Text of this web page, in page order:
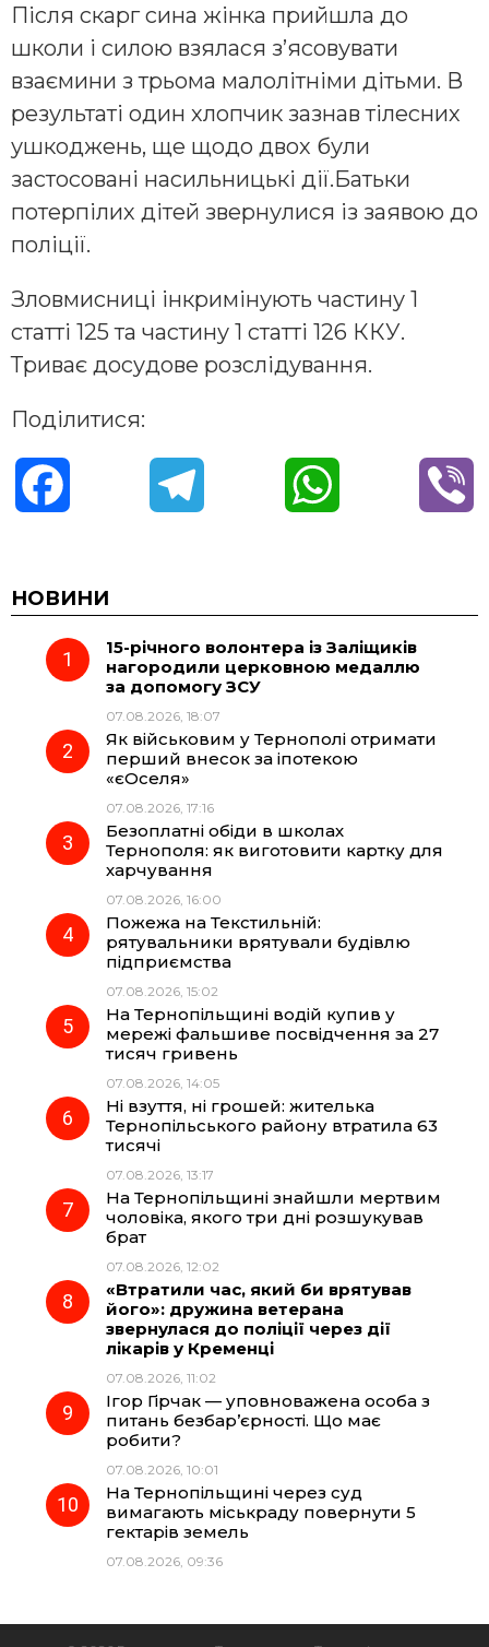
Після скарг сина жінка прийшла до
школи і силою взялася з’ясовувати
взаємини з трьома малолітніми дітьми. В
результаті один хлопчик зазнав тілесних
ушкоджень, ще щодо двох були
застосовані насильницькі дії.Батьки
потерпілих дітей звернулися із заявою до
поліції.
Зловмисниці інкримінують частину 1
статті 125 та частину 1 статті 126 ККУ.
Триває досудове розслідування.
Поділитися:
c
e
o
k
e
g
r
a
m
t
A
НОВИНИ
15-річного волонтера із Заліщиків
нагородили церковною медаллю
за допомогу ЗСУ
07.08.2026, 18:07
Як військовим у Тернополі отримати
перший внесок за іпотекою
«єОселя»
07.08.2026, 17:16
Безоплатні обіди в школах
Тернополя: як виготовити картку для
харчування
07.08.2026, 16:00
Пожежа на Текстильній:
рятувальники врятували будівлю
підприємства
07.08.2026, 15:02
На Тернопільщині водій купив у
мережі фальшиве посвідчення за 27
тисяч гривень
07.08.2026, 14:05
Ні взуття, ні грошей: жителька
Тернопільського району втратила 63
тисячі
07.08.2026, 13:17
На Тернопільщині знайшли мертвим
чоловіка, якого три дні розшукував
брат
07.08.2026, 12:02
«Втратили час, який би врятував
його»: дружина ветерана
звернулася до поліції через дії
лікарів у Кременці
07.08.2026, 11:02
Ігор Гірчак — уповноважена особа з
питань безбар’єрності. Що має
робити?
07.08.2026, 10:01
На Тернопільщині через суд
вимагають міськраду повернути 5
гектарів земель
07.08.2026, 09:36